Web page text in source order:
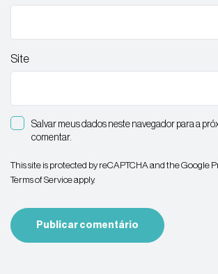
Site
Salvar meus dados neste navegador para a
comentar.
This site is protected by reCAPTCHA and the Google
Terms of Serviceapply.